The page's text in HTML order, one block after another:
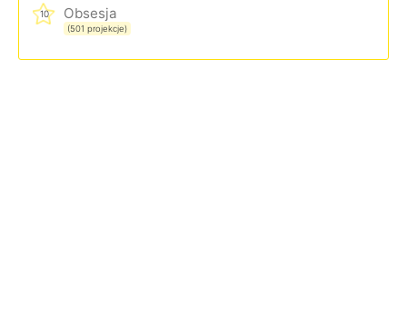
10 Obsesja
(501 projekcje)